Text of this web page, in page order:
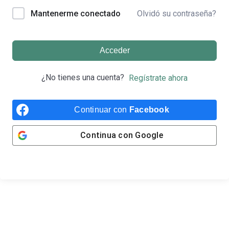
Mantenerme conectado Olvidó su contraseña?
Acceder
¿No tienes una cuenta? Regístrate ahora
Continuar con Facebook
Continua con Google